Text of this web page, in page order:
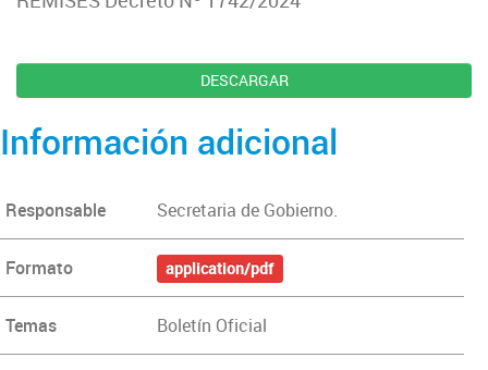
DESCARGAR
Información adicional
Responsable Secretaria de Gobierno.
Formato application/pdf
Temas Boletín Oficial